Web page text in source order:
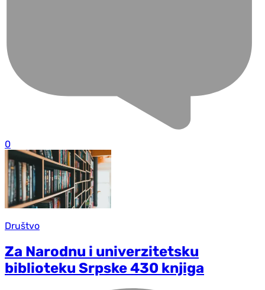
0
Društvo
Za Narodnu i univerzitetsku
biblioteku Srpske 430 knjiga